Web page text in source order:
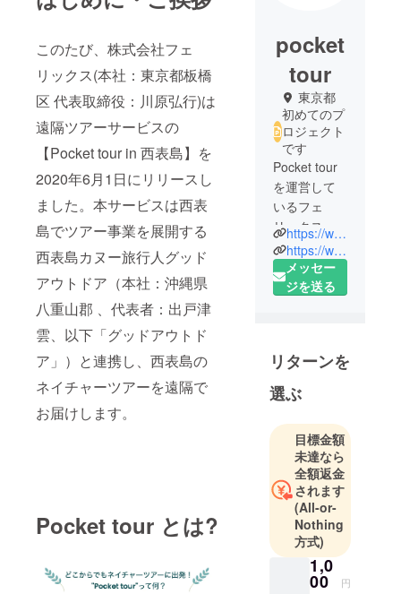
このたび、株式会社フェ
リックス(本社：東京都板橋
区 代表取締役：川原弘行)は
遠隔ツアーサービスの
【Pocket tour in 西表島】を
2020年6月1日にリリースし
ました。本サービスは西表
島でツアー事業を展開する
西表島カヌー旅行人グッド
アウトドア（本社：沖縄県
八重山郡 、代表者：出戸津
雲、以下「グッドアウトド
ア」）と連携し、西表島の
ネイチャーツアーを遠隔で
お届けします。
Pocket tour とは?
pocket
tour
東京都
初めてのプ
ロジェクト
です
Pocket tour
を運営して
いるフェ
リックス株
式会社で
https://www.pockettour.team
https://www.ferix.jp
メッセー
ジを送る
リターンを
選ぶ
目標金額
未達なら
全額返金
されます
(All-or-
Nothing
方式)
1,0
00 円